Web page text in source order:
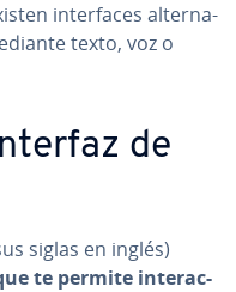
in­te­r­fa­ces al­te­r­na­
texto, voz o
de
siglas en inglés)
te permite in­ter­ac­